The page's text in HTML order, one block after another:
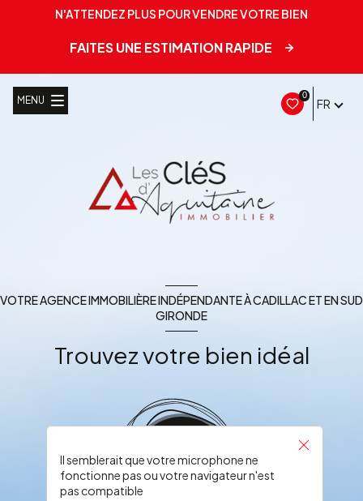
N'ATTENDEZ PLUS POUR VENDRE VOTRE BIEN
FAITES UNE ESTIMATION RAPIDE
0
FR
MENU
VOTRE AGENCE IMMOBILIÈRE INDÉPENDANTE À CADILLAC ET EN SUD
GIRONDE
Trouvez votre bien idéal
Il semblerait que votre microphone ne
fonctionne pas ou votre navigateur n'est
pas compatible